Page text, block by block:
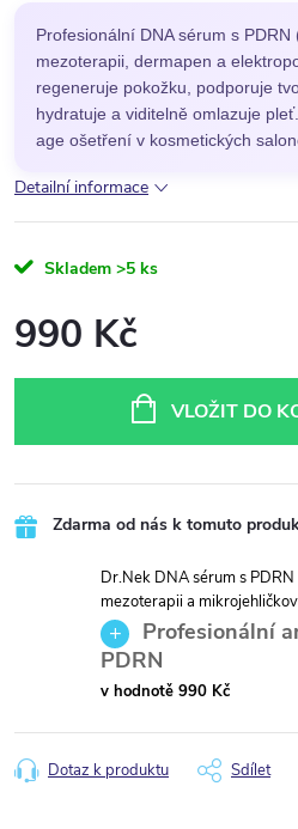
Profesionální DNA sérum s PDRN
mezoterapii, dermapen a
regeneruje pokožku, podporuje
hydratuje a viditelně omlazuje
age ošetření v kosmetických
Detailní informace
Skladem >5 ks
990 Kč
VLOŽIT DO
Zdarma od nás k tomuto
Dr.Nek DNA sérum s
mezoterapii a
Profesionální
PDRN
v hodnotě 990 Kč
Dotaz k produktu Sdílet